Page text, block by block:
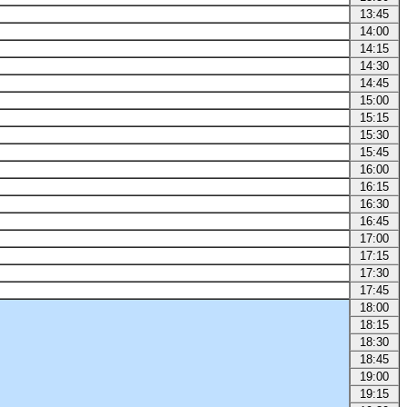
13:45
14:00
14:15
14:30
14:45
15:00
15:15
15:30
15:45
16:00
16:15
16:30
16:45
17:00
17:15
17:30
17:45
18:00
18:15
18:30
18:45
19:00
19:15